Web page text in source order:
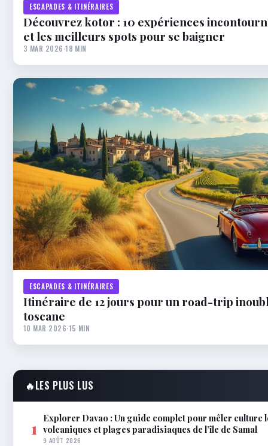
ESCAPADES & ITINÉRAIRES
Découvrez kotor : 10 expériences
et les meilleurs spots pour se baigner
3 MAR 2026·18 MIN
ESCAPADES & ITINÉRAIRES
Itinéraire de 12 jours pour un road-trip
toscane
10 MAR 2026·15 MIN
🔥LES PLUS LUS
1 Explorer Davao : Un guide complet pour mêler culture
volcaniques et plages paradisiaques de l’île de Samal
9 AOÛT 2026